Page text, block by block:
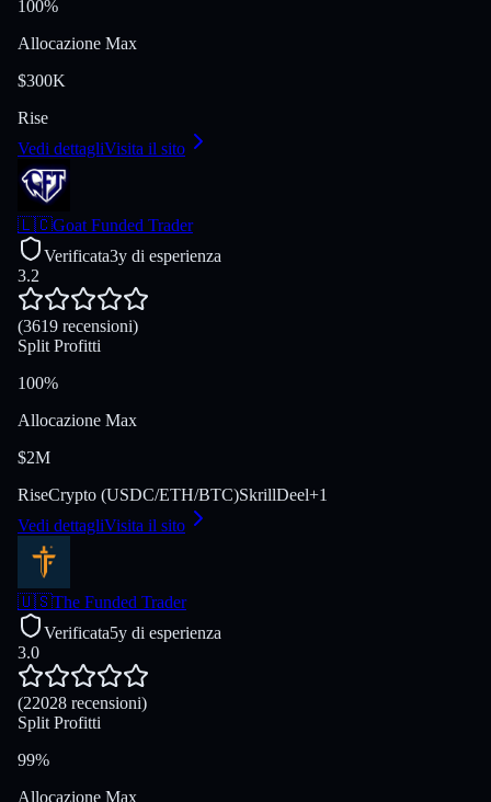
100%
Allocazione Max
$300K
Rise
Vedi dettagliVisita il sito
🇱🇨Goat Funded Trader
Verificata3y di esperienza
3.2
(3619 recensioni)
Split Profitti
100%
Allocazione Max
$2M
RiseCrypto (USDC/ETH/BTC)SkrillDeel+1
Vedi dettagliVisita il sito
🇺🇸The Funded Trader
Verificata5y di esperienza
3.0
(22028 recensioni)
Split Profitti
99%
Allocazione Max